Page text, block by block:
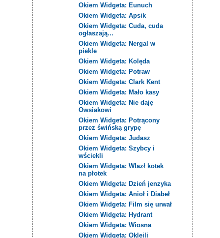
Okiem Widgeta: Eunuch
Okiem Widgeta: Apsik
Okiem Widgeta: Cuda, cuda
ogłaszają...
Okiem Widgeta: Nergal w
piekle
Okiem Widgeta: Kolęda
Okiem Widgeta: Potraw
Okiem Widgeta: Clark Kent
Okiem Widgeta: Mało kasy
Okiem Widgeta: Nie daję
Owsiakowi
Okiem Widgeta: Potrącony
przez świńską grypę
Okiem Widgeta: Judasz
Okiem Widgeta: Szybcy i
wściekli
Okiem Widgeta: Wlazł kotek
na płotek
Okiem Widgeta: Dzień jenzyka
Okiem Widgeta: Anioł i Diabeł
Okiem Widgeta: Film się urwał
Okiem Widgeta: Hydrant
Okiem Widgeta: Wiosna
Okiem Widgeta: Okleili